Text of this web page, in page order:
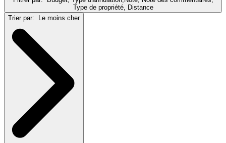
Type de propriété, Distance
Trier par:
Le moins cher